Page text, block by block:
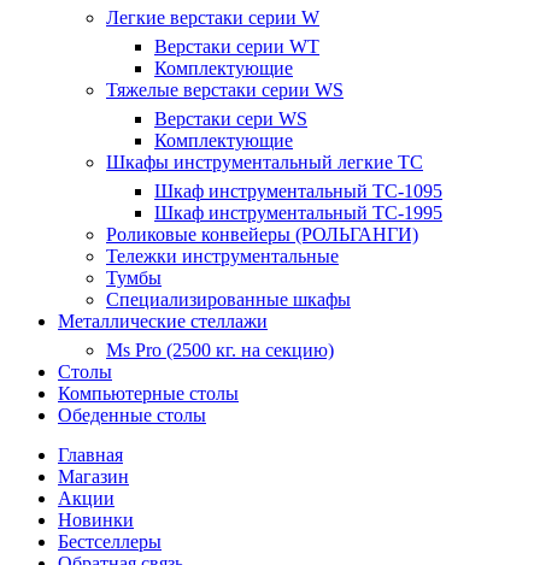
Легкие верстаки серии W
Верстаки серии WT
Комплектующие
Тяжелые верстаки серии WS
Верстаки сери WS
Комплектующие
Шкафы инструментальный легкие ТС
Шкаф инструментальный TC-1095
Шкаф инструментальный TC-1995
Роликовые конвейеры (РОЛЬГАНГИ)
Тележки инструментальные
Тумбы
Специализированные шкафы
Металлические стеллажи
Ms Pro (2500 кг. на секцию)
Столы
Компьютерные столы
Обеденные столы
Главная
Магазин
Акции
Новинки
Бестселлеры